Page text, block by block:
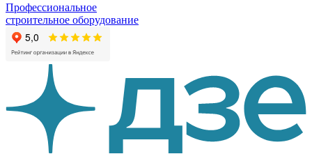
Профессиональное
строительное оборудование